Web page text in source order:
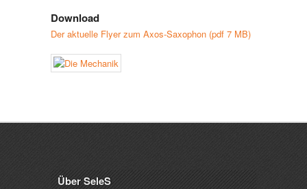
Download
Der aktuelle Flyer zum Axos-Saxophon (pdf 7 MB)
Über SeleS